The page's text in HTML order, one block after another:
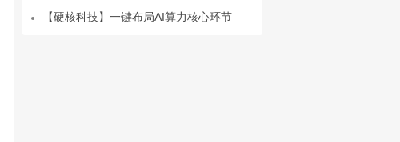
【硬核科技】一键布局AI算力核心环节